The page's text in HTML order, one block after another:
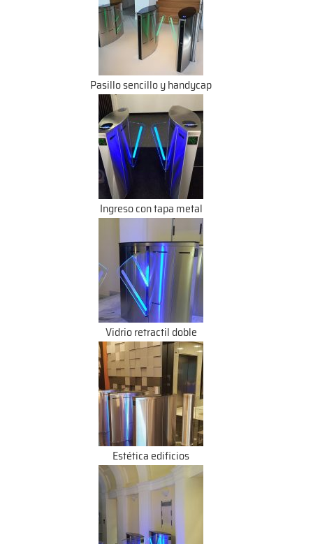
Pasillo sencillo y handycap
Ingreso con tapa metal
Vidrio retractil doble
Estética edificios